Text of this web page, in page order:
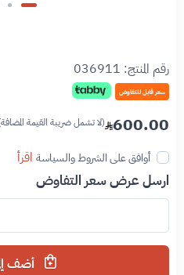
رقم المنتج: 036911
سعر قابل للتفاوض
600.00 (لا تشمل ضريبة القيمة
أوافق على الشروط والسياسة اقرأ
ارسل عرض سعر التفاوض